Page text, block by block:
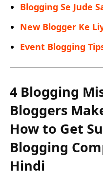
Blogging Se Jude
New Blogger Ke
Event Blogging
4 Blogging
Bloggers
How to Get
Blogging
Hindi